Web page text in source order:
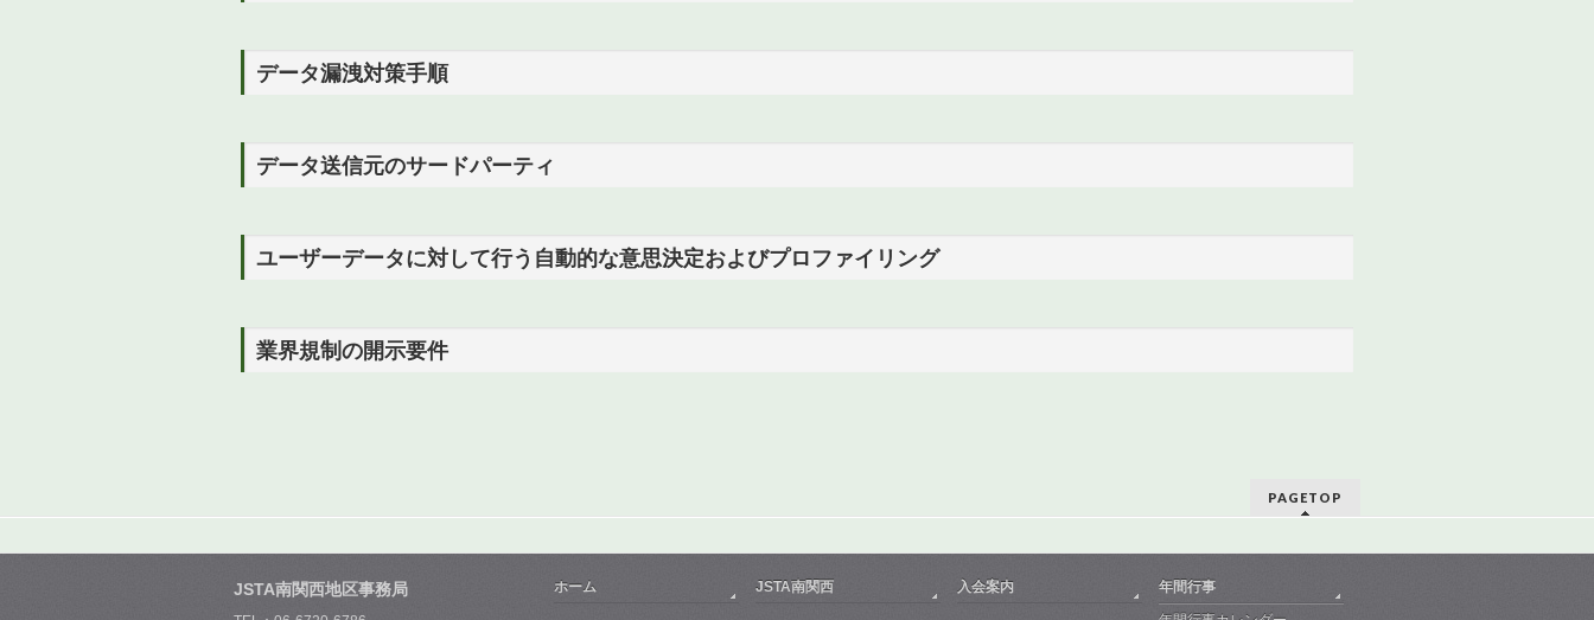
データ漏洩対策手順
データ送信元のサードパーティ
ユーザーデータに対して行う自動的な意思決定およびプロファイリング
業界規制の開示要件
PAGETOP
JSTA南関西地区事務局 ホーム JSTA南関西 入会案内
年間行事